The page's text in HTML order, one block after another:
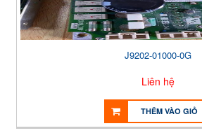
J9202-01000-0G
Liên hệ
THÊM VÀO GIỎ